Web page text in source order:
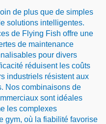
de plus que de simples
solutions intelligentes.
de Flying Fish offre une
de maintenance
pour divers
réduisent les coûts
industriels résistent aux
Nos combinaisons de
sont idéales
les complexes
gym, où la fiabilité favorise